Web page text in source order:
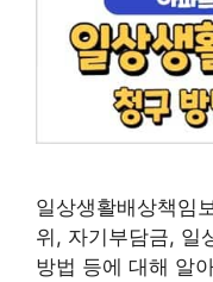
일상생활배상책임
위, 자기부담금, 일
방법 등에 대해 알